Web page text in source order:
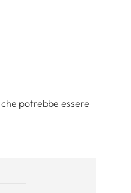
che potrebbe essere